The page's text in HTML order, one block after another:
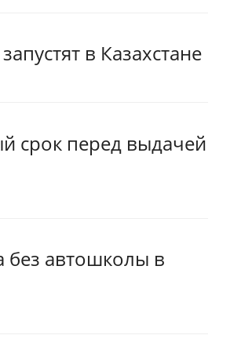
в Казахстане
срок перед выдачей
без автошколы в